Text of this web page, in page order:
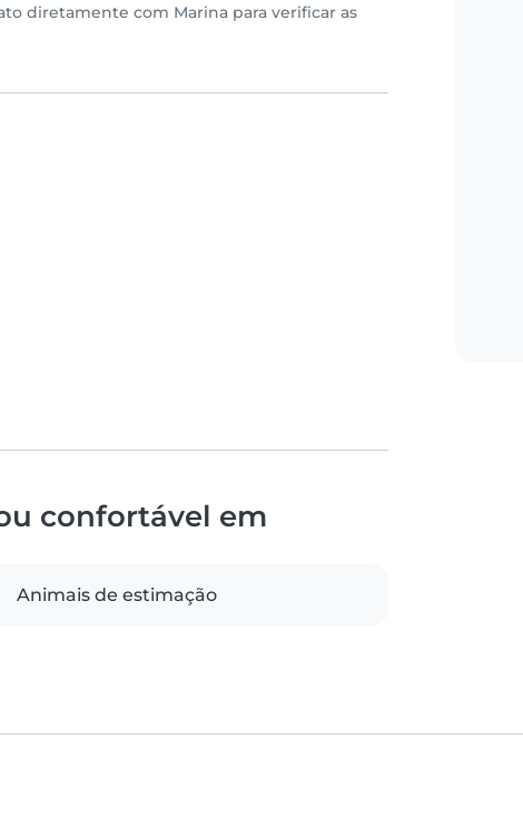
diretamente com Marina para verificar as
confortável em
Animais de estimação